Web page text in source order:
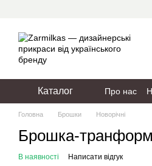
Каталог Про нас
Головна Брошки Новорічні
Брошка-
В наявності Написати відгук